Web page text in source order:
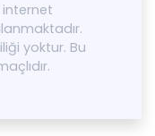
internet
yoktur. Bu